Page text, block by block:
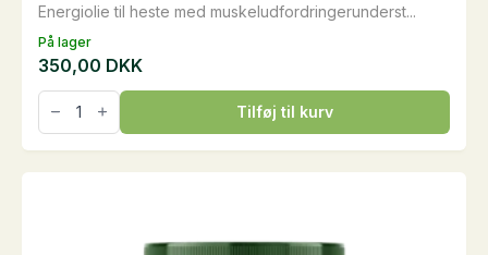
På lager
Energiolie til heste med muskeludfordringerunderst...
350,00 DKK
Muscle
Energy
Boost,
2,5
Tilføj til kurv